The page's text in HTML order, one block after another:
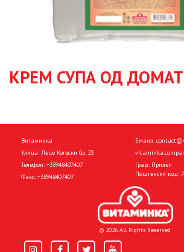
КРЕМ СУПА ОД
Витаминка
Улица: Леце Котески бр. 23
Телефон: +38948407407
Факс: +38948407407
Емаил:
Град: Прилеп
Поштенски код:
© 2026 All Rights Reserved